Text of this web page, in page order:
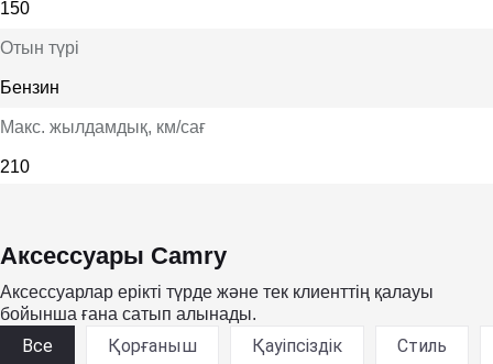
150
Отын түрі
Бензин
Макс. жылдамдық, км/сағ
210
Аксессуары Camry
Аксессуарлар ерікті түрде және тек клиенттің қалауы
бойынша ғана сатып алынады.
Все Қорғаныш Қауіпсіздік Стиль